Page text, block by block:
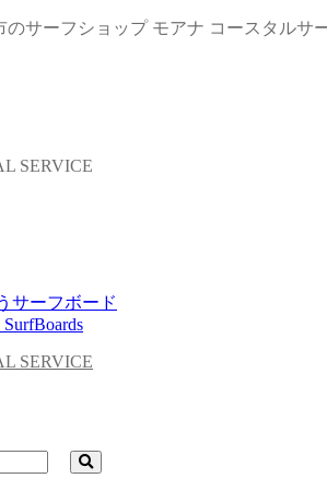
のサーフショップ モアナ コースタルサ
サーフボード
SurfBoards